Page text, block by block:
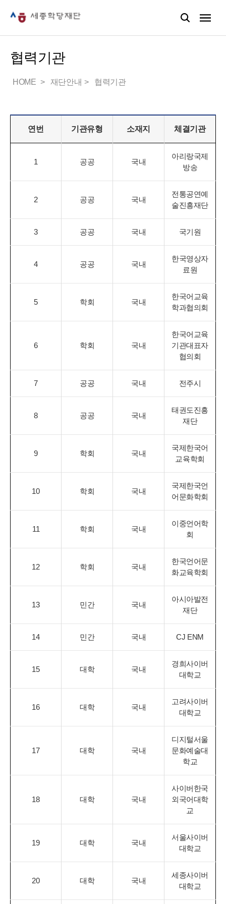
협력기관
HOME 재단안내 협력기관
연번 기관유형 소재지 체결기관
1 공공 국내
아리랑국제
방송
2 공공 국내
전통공연예
술진흥재단
3 공공 국내 국기원
4 공공 국내
한국영상자
료원
5 학회 국내
한국어교육
학과협의회
6 학회 국내
한국어교육
기관대표자
협의회
7 공공 국내 전주시
8 공공 국내
태권도진흥
재단
9 학회 국내
국제한국어
교육학회
10 학회 국내
국제한국언
어문화학회
11 학회 국내
이중언어학
회
12 학회 국내
한국언어문
화교육학회
13 민간 국내
아시아발전
재단
14 민간 국내 CJ ENM
15 대학 국내
경희사이버
대학교
16 대학 국내
고려사이버
대학교
17 대학 국내
디지털서울
문화예술대
학교
18 대학 국내
사이버한국
외국어대학
교
19 대학 국내
서울사이버
대학교
20 대학 국내
세종사이버
대학교